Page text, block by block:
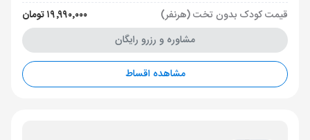
قیمت کودک بدون تخت (هرنفر)
۱۹٬۹۹۰٬۰۰۰ تومان
مشاوره و رزرو رایگان
مشاهده اقساط